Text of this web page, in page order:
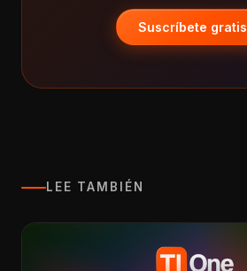
Suscríbete gratis
LEE TAMBIÉN